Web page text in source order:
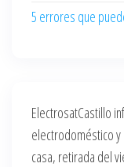
5 errores que
ElectrosatCastillo
electrodoméstico y
casa, retirada del